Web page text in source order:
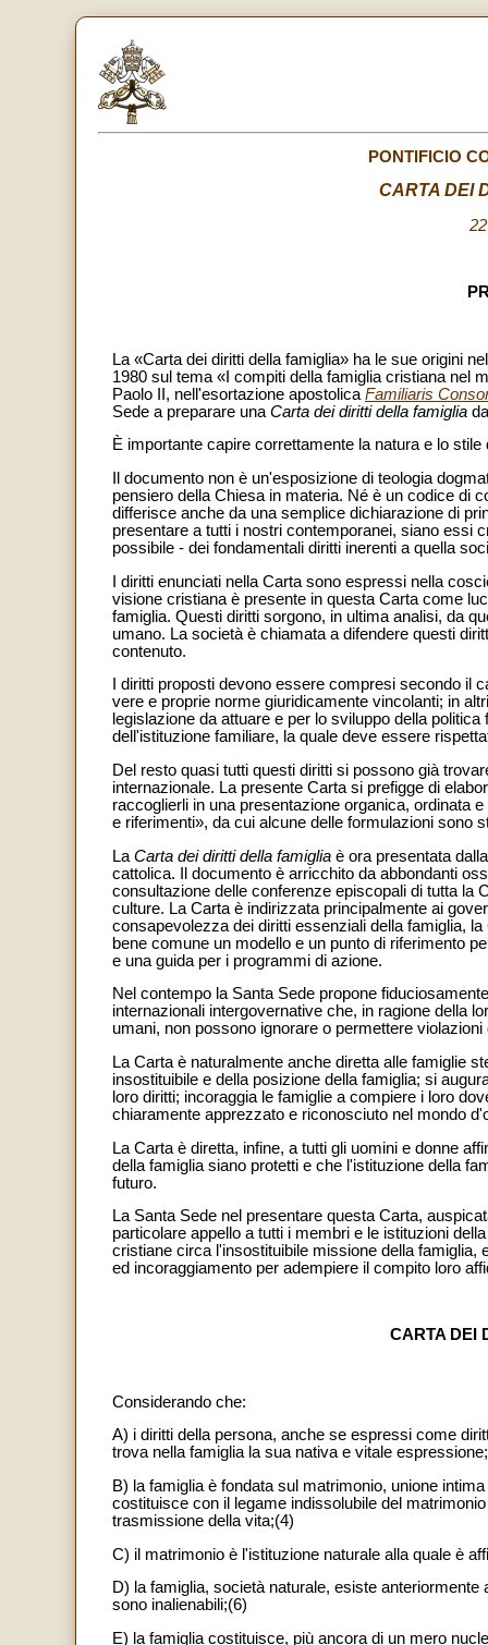
PONTIFICIO
CARTA DEI
La «Carta dei diritti della famiglia» ha le sue origini
1980 sul tema «I compiti della famiglia cristiana nel
Paolo II, nell'esortazione apostolica Familiaris
Sede a preparare una Carta dei diritti della famiglia
È importante capire correttamente la natura e lo
Il documento non è un'esposizione di teologia
pensiero della Chiesa in materia. Né è un codice di
differisce anche da una semplice dichiarazione di
presentare a tutti i nostri contemporanei, siano essi
possibile - dei fondamentali diritti inerenti a quella
I diritti enunciati nella Carta sono espressi nella
visione cristiana è presente in questa Carta come
famiglia. Questi diritti sorgono, in ultima analisi, da
umano. La società è chiamata a difendere questi
contenuto.
I diritti proposti devono essere compresi secondo il
vere e proprie norme giuridicamente vincolanti; in
legislazione da attuare e per lo sviluppo della
dell'istituzione familiare, la quale deve essere
Del resto quasi tutti questi diritti si possono già
internazionale. La presente Carta si prefigge di
raccoglierli in una presentazione organica, ordinata
e riferimenti», da cui alcune delle formulazioni sono
La Carta dei diritti della famiglia è ora presentata
cattolica. Il documento è arricchito da abbondanti
consultazione delle conferenze episcopali di tutta la
culture. La Carta è indirizzata principalmente ai
consapevolezza dei diritti essenziali della famiglia,
bene comune un modello e un punto di riferimento
e una guida per i programmi di azione.
Nel contempo la Santa Sede propone
internazionali intergovernative che, in ragione della
umani, non possono ignorare o permettere
La Carta è naturalmente anche diretta alle famiglie
insostituibile e della posizione della famiglia; si
loro diritti; incoraggia le famiglie a compiere i loro
chiaramente apprezzato e riconosciuto nel mondo
La Carta è diretta, infine, a tutti gli uomini e donne
della famiglia siano protetti e che l'istituzione della
futuro.
La Santa Sede nel presentare questa Carta,
particolare appello a tutti i membri e le istituzioni
cristiane circa l'insostituibile missione della
ed incoraggiamento per adempiere il compito loro
CARTA DEI
Considerando che:
A) i diritti della persona, anche se espressi come
trova nella famiglia la sua nativa e vitale
B) la famiglia è fondata sul matrimonio, unione
costituisce con il legame indissolubile del
trasmissione della vita;(4)
C) il matrimonio è l'istituzione naturale alla quale è
D) la famiglia, società naturale, esiste
sono inalienabili;(6)
E) la famiglia costituisce, più ancora di un mero